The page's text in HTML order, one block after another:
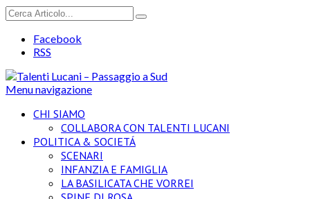
Facebook
RSS
Menu navigazione
CHI SIAMO
COLLABORA CON TALENTI LUCANI
POLITICA & SOCIETÁ
SCENARI
INFANZIA E FAMIGLIA
LA BASILICATA CHE VORREI